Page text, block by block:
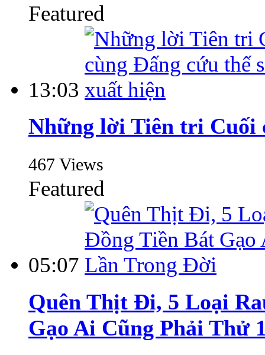
Featured
13:03
Những lời Tiên tri Cuối
467 Views
Featured
05:07
Quên Thịt Đi, 5 Loại
Gạo Ai Cũng Phải Thử